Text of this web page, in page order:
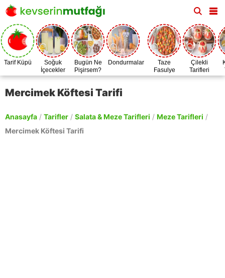
Tarif Küpü
Soğuk
İçecekler
Bugün Ne
Pişirsem?
Dondurmalar
Taze
Fasulye
Zamanı
Çilekli
Tarifleri
Mercimek Köftesi Tarifi
Anasayfa / Tarifler / Salata & Meze Tarifleri / Meze Tarifleri /
Mercimek Köftesi Tarifi